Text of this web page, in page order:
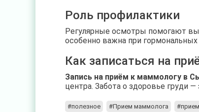
Роль профилактики
Регулярные осмотры помогают
особенно важна при
Как записаться на
Запись на приём к маммологу в
центра. Забота о здоровье груди
#полезное #Прием маммолога